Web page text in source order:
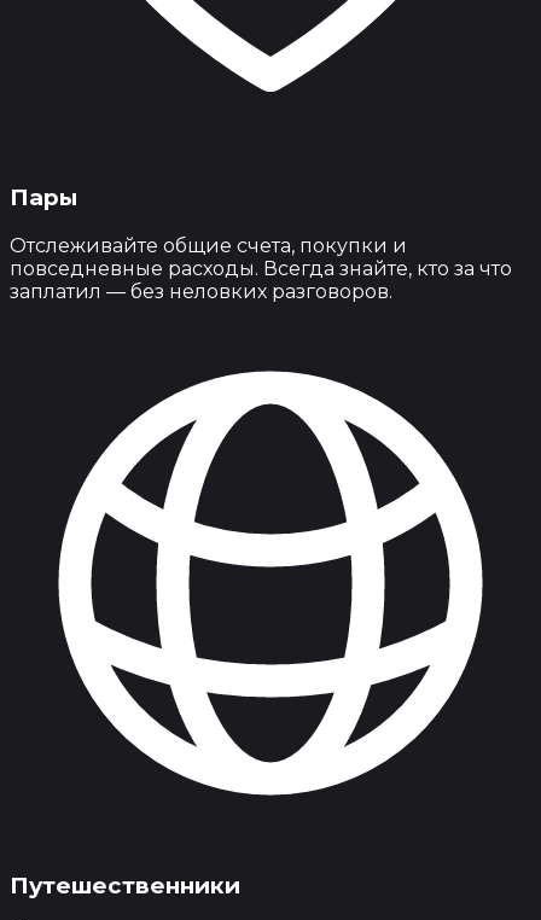
Пары
Отслеживайте общие счета, покупки и
повседневные расходы. Всегда знайте, кто за что
заплатил — без неловких разговоров.
Путешественники